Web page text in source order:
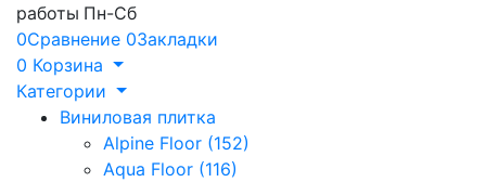
работы Пн-Сб
0Сравнение 0Закладки
0 Корзина
Категории
Виниловая плитка
Alpine Floor (152)
Aqua Floor (116)